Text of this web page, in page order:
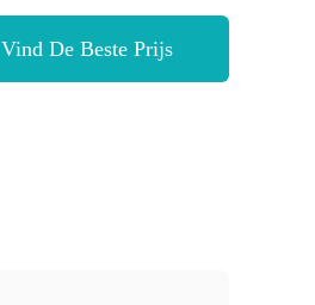
Vind De Beste Prijs